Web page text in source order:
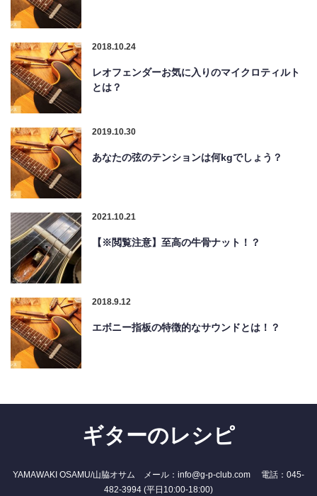
2018.10.24
レオフェンダーお気に入りのマイクロティルト
とは？
2019.10.30
あなたの弦のテンションは何kgでしょう？
2021.10.21
【※閲覧注意】至高の牛骨ナット！？
2018.9.12
エボニー指板の特徴的なサウンドとは！？
ギターのレシピ
YAMAWAKI OSAMU/山脇オサム メール：info@g-p-club.com 電話：045-
482-3994 (平日10:00-18:00)